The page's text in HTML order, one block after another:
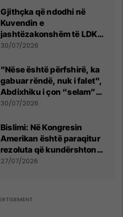
Gjithçka që ndodhi në
Kuvendin e
jashtëzakonshëm të LDK-
së
30/07/2026
"Nëse është përfshirë, ka
gabuar rëndë, nuk i falet",
Abdixhiku i çon “selam”
Përparim Ramës
30/07/2026
Bislimi: Në Kongresin
Amerikan është paraqitur
rezoluta që kundërshton
mbajtjen e Asamblesë
27/07/2026